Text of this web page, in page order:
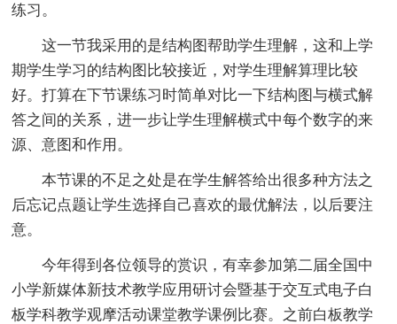
练习。
这一节我采用的是结构图帮助学生理解，这和上学
期学生学习的结构图比较接近，对学生理解算理比较
好。打算在下节课练习时简单对比一下结构图与横式解
答之间的关系，进一步让学生理解横式中每个数字的来
源、意图和作用。
本节课的不足之处是在学生解答给出很多种方法之
后忘记点题让学生选择自己喜欢的最优解法，以后要注
意。
今年得到各位领导的赏识，有幸参加第二届全国中
小学新媒体新技术教学应用研讨会暨基于交互式电子白
板学科教学观摩活动课堂教学课例比赛。之前白板教学